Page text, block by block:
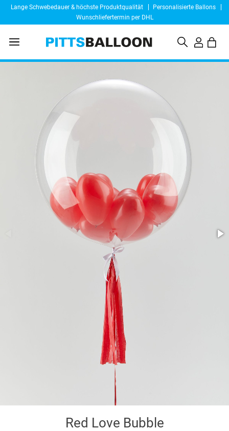
Lange Schwebedauer & höchste Produktqualität
Personalisierte Ballons
Wunschliefertermin per DHL
Red Love Bubble